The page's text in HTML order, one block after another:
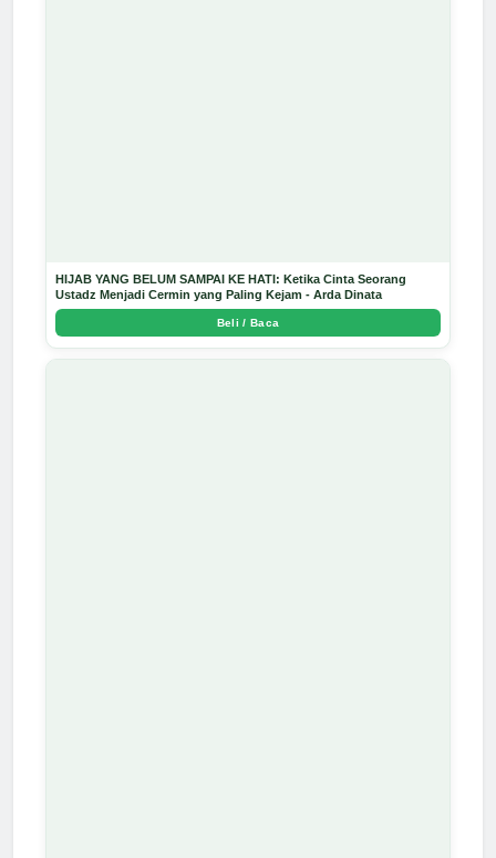
HIJAB YANG BELUM SAMPAI KE HATI: Ketika Cinta Seorang
Ustadz Menjadi Cermin yang Paling Kejam - Arda Dinata
Beli / Baca